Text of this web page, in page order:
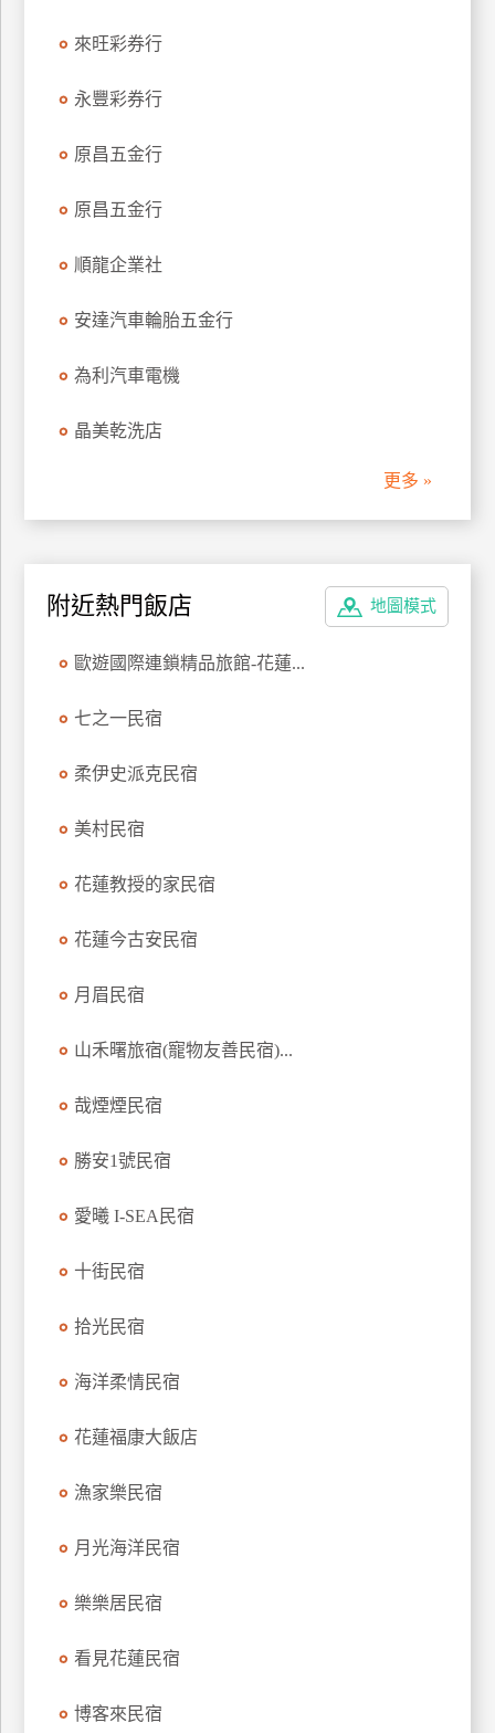
來旺彩券行
永豐彩券行
原昌五金行
原昌五金行
順龍企業社
安達汽車輪胎五金行
為利汽車電機
晶美乾洗店
更多 »
地圖模式
附近熱門飯店
歐遊國際連鎖精品旅館-花蓮...
七之一民宿
柔伊史派克民宿
美村民宿
花蓮教授的家民宿
花蓮今古安民宿
月眉民宿
山禾曙旅宿(寵物友善民宿)...
哉煙煙民宿
勝安1號民宿
愛曦 I-SEA民宿
十街民宿
拾光民宿
海洋柔情民宿
花蓮福康大飯店
漁家樂民宿
月光海洋民宿
樂樂居民宿
看見花蓮民宿
博客來民宿